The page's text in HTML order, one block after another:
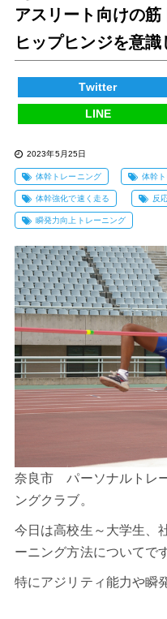
アスリート向けの
ヒップヒンジを意識
Twitter
LINE
2023年5月25日
体幹トレーニング 体幹
体幹強化で速く走る 反
瞬発力向上トレーニング
奈良市 パーソナルトレ
ングクラブ。
今日は高校生～大学生、
ーニング方法についてで
特にアジリティ能力や瞬